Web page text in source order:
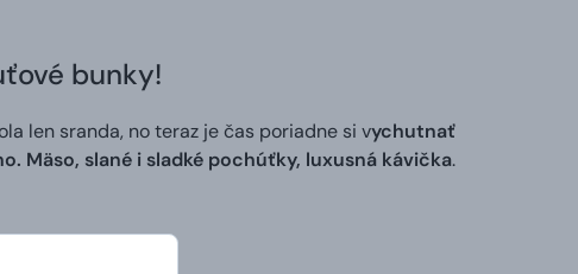
bunky!
len sranda, no teraz je čas poriadne si vychutnať
Mäso, slané i sladké pochúťky, luxusná kávička.